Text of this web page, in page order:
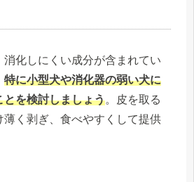
消化しにくい成分が含まれてい
特に小型犬や消化器の弱い犬に
とを検討しましょう。皮を取る
薄く剥ぎ、食べやすくして提供